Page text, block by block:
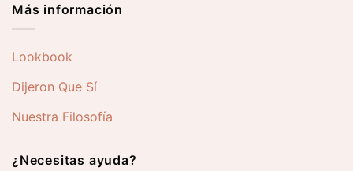
Más información
Lookbook
Dijeron Que Sí
Nuestra Filosofía
¿Necesitas ayuda?